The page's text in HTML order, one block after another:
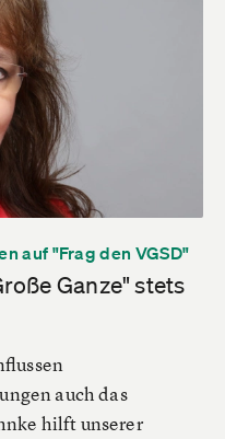
auf "Frag den VGSD"
Ganze" stets
auch das
hilft unserer